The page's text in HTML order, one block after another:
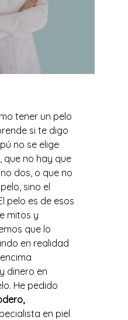
tener un pelo
si te digo
no se elige
que no hay que
dos, o que no
sino el
pelo es de esos
mitos y
que lo
en realidad
dinero en
He pedido
en piel